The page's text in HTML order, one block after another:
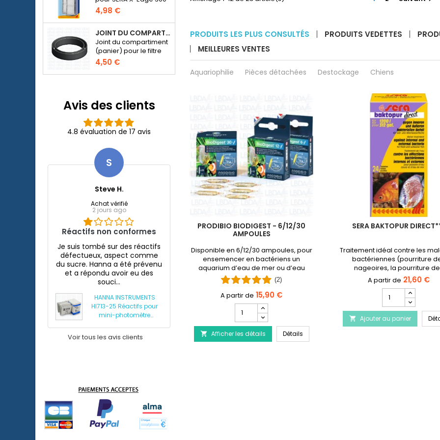
4,98 €
JOINT DU COMPARTIMENT POUR MÉDIA DE FILTRATION - FILTRE SERA FIL BIOACTIVE 250 AU 400+UV ET UVC-XTREME 800 OU 1200
Joint du compartiment
(panier) pour le filtre
externe SERA Fil
Bioactive 250, 250+UV,
400+UV et UVC-
4,50 €
Avis des clients
4.8 évaluation de 17 avis
S
Steve H.
Achat vérifié
2 jours ago
Réactifs non conformes
Je suis tombé sur des réactifs
défectueux, aspect comme
du sucre. Hanna a été prévenu
et a répondu avoir eu des
souci...
HANNA INSTRUMENTS
HI713-25 Réactifs pour
mini-photomètre
Voir tous les avis clients
PRODUITS LES PLUS CONSULTÉS PRODUITS VEDETTES
MEILLEURES VENTES
Aquariophilie Pièces détachées Destockage Chiens
Aquarium JUWEL Rio 240 Led
ESHA HEXAMITA - TRAITEMENT DE
LA MALADIE DU DISCUS
eSHa Hexamita est un traitement
spécifique contre le parasite
Hexamita (maladie des trous dans la
tête) présent sur la plupart
des Cichildés et principalement chez
le Discus.
9,96 €
quantité
du
produit
eSHa
Hexamita
du
Discus
 Afficher les détails Détails eSHa Hexamita - Traitement de la maladie du Discus
PRODIBIO BIODIGEST - 6/12/30
AMPOULES
Disponible en 6/12/30 ampoules, pour
ensemencer en bactériens un
aquarium d’eau de mer ou d’eau
douce.
(2)
15,90 €
quantité
du
produit
PRODIBIO
 Afficher les détails DétailsPRODIBIO BioDigest - 6/12/30 Ampoules
SERA BAKTOPUR
Traitement idéal contre les
bactériennes (pourriture
nageoires, la pourriture
branchies) ainsi que les
des bactéries.Produit arrêté
remplacé par Baktopur
21,60 €
quantité
du
produit
SERA
 Ajouter au panier